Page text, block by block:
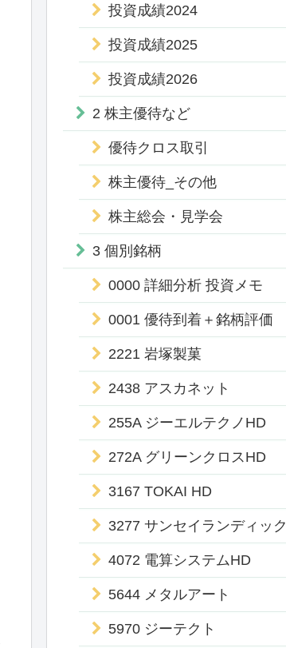
投資成績2024
投資成績2025
投資成績2026
2 株主優待など
優待クロス取引
株主優待_その他
株主総会・見学会
3 個別銘柄
0000 詳細分析 投資メモ
0001 優待到着＋銘柄評価
2221 岩塚製菓
2438 アスカネット
255A ジーエルテクノHD
272A グリーンクロスHD
3167 TOKAI HD
3277 サンセイランディック
4072 電算システムHD
5644 メタルアート
5970 ジーテクト